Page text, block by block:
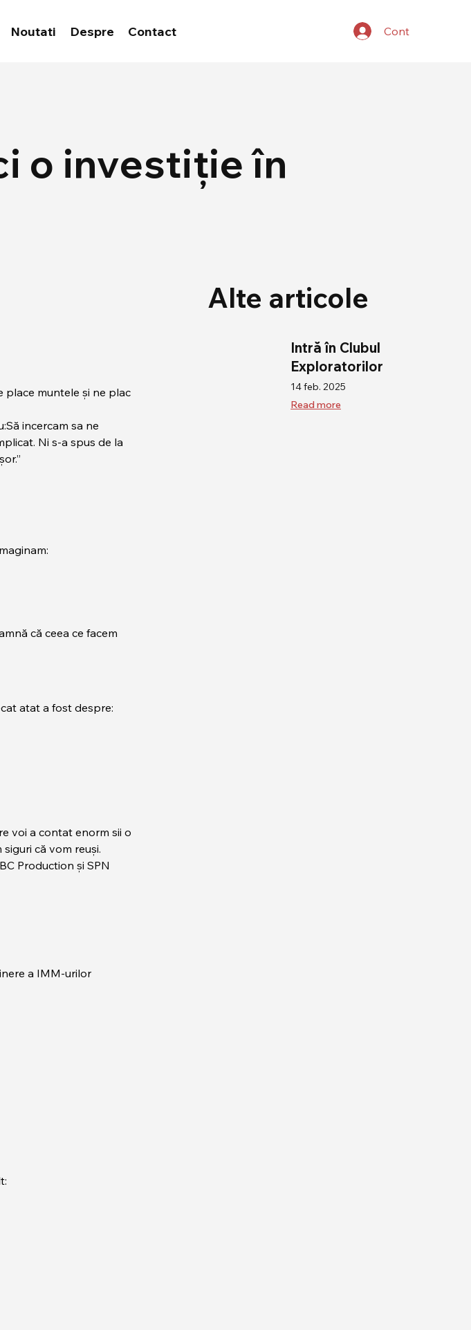
Noutati Despre Contact Cont
o investiție în
place muntele și ne plac
incercam sa ne
Ni s-a spus de la
că ceea ce facem
atat a fost despre:
voi a contat enorm sii o
că vom reuși.
Production și SPN
a IMM-urilor
Alte articole
Intră în Clubul
Exploratorilor
14 feb. 2025
Read more